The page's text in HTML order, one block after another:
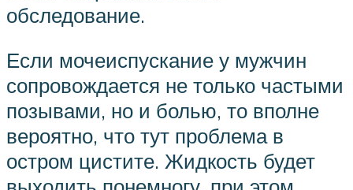
обследование.
Если мочеиспускание у мужчин
сопровождается не только частыми
позывами, но и болью, то вполне
вероятно, что тут проблема в
остром цистите. Жидкость будет